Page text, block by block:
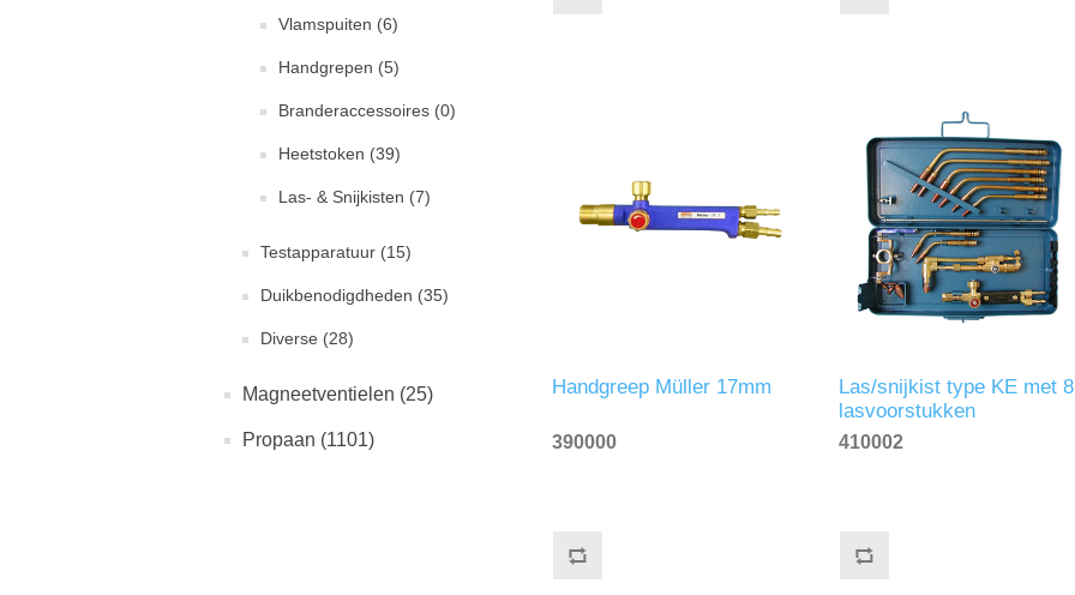
Vlamspuiten (6)
Handgrepen (5)
Branderaccessoires (0)
Heetstoken (39)
Las- & Snijkisten (7)
Testapparatuur (15)
Duikbenodigdheden (35)
Diverse (28)
Magneetventielen (25)
Propaan (1101)
Handgreep Müller 17mm
390000
Las/snijkist type KE met 8
lasvoorstukken
410002